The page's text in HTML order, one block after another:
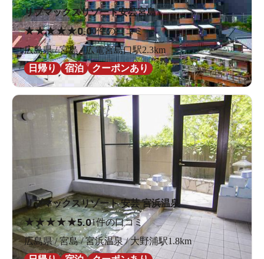
リブマックスリゾート安芸宮島
★★★★★0.00件の口コミ
広島県 / 宮島 / 広電宮島口駅2.3km
日帰り
宿泊 クーポンあり
リブマックスリゾート 安芸 宮浜温泉
★★★★★5.01件の口コミ
広島県 / 宮島 / 宮浜温泉 / 大野浦駅1.8km